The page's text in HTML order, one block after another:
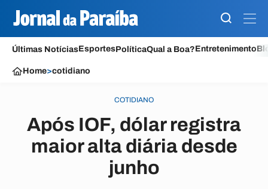
Últimas NotíciasEsportesPolíticaQual a Boa?Entretenimento
Home>cotidiano
COTIDIANO
Após IOF, dólar registra
maior alta diária desde
junho